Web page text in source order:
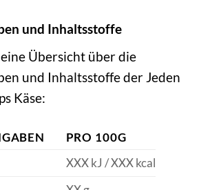
und Inhaltsstoffe
Übersicht über die
und Inhaltsstoffe der Jeden
Käse:
PRO 100G
XXX kJ / XXX kcal